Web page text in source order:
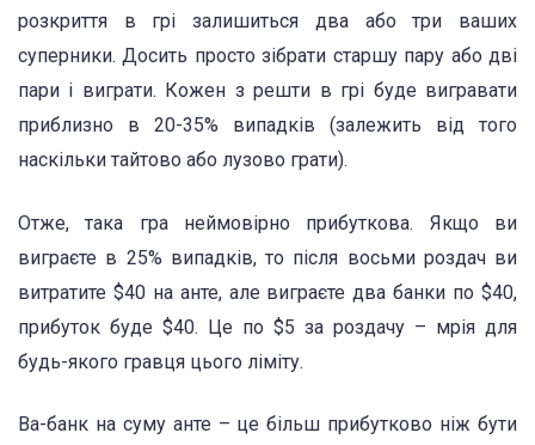
розкриття в грі залишиться два або три ваших
суперники. Досить просто зібрати старшу пару або дві
пари і виграти. Кожен з решти в грі буде вигравати
приблизно в 20-35% випадків (залежить від того
наскільки тайтово або лузово грати).
Отже, така гра неймовірно прибуткова. Якщо ви
виграєте в 25% випадків, то після восьми роздач ви
витратите $40 на анте, але виграєте два банки по $40,
прибуток буде $40. Це по $5 за роздачу – мрія для
будь-якого гравця цього ліміту.
Ва-банк на суму анте – це більш прибутково ніж бути